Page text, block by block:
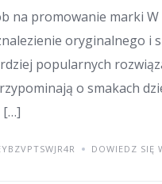
na promowanie marki
oryginalnego i
popularnych
o smakach
[…]
DOWIEDZ SIĘ